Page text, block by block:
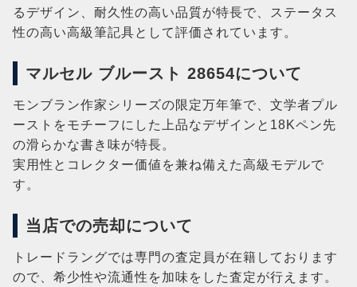
るデザイン、耐久性の高い品質が特長で、ステータス
性の高い高級筆記具として評価されています。
マルセル ブルースト 28654について
モンブラン作家シリーズの限定万年筆で、文学者プル
ーストをモチーフにした上品なデザインと18Kペン先
の滑らかな書き味が特長。
実用性とコレクター価値を兼ね備えた高級モデルで
す。
当店での売却について
トレードラングでは専門の査定員が在籍しております
ので、希少性や流通性を加味をした査定が行えます。